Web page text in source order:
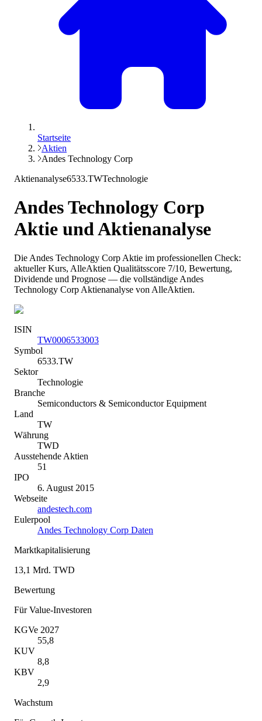
Startseite
Aktien
Andes Technology Corp
Aktienanalyse6533.TWTechnologie
Andes Technology Corp
Aktie und Aktienanalyse
Die Andes Technology Corp Aktie im professionellen Check:
aktueller Kurs, AlleAktien Qualitätsscore 7/10, Bewertung,
Dividende und Prognose — die vollständige Andes
Technology Corp Aktienanalyse von AlleAktien.
ISIN
TW0006533003
Symbol
6533.TW
Sektor
Technologie
Branche
Semiconductors & Semiconductor Equipment
Land
TW
Währung
TWD
Ausstehende Aktien
51
IPO
6. August 2015
Webseite
andestech.com
Eulerpool
Andes Technology Corp Daten
Marktkapitalisierung
13,1 Mrd. TWD
Bewertung
Für Value-Investoren
KGVe 2027
55,8
KUV
8,8
KBV
2,9
Wachstum